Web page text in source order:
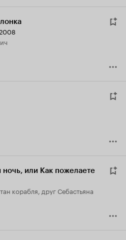
ночь, или Как пожелаете
корабля, друг Себастьяна